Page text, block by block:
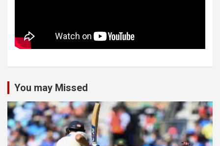
You may Missed